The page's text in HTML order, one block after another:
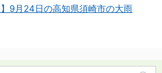
】9月24日の高知県須崎市の大雨